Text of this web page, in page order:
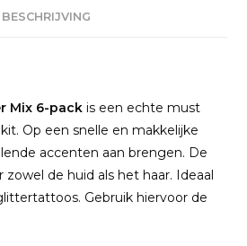
BESCHRIJVING
Mix 6-pack is een echte must
Op een snelle en makkelijke
accenten aan brengen. De
de huid als het haar. Ideaal
Gebruik hiervoor de